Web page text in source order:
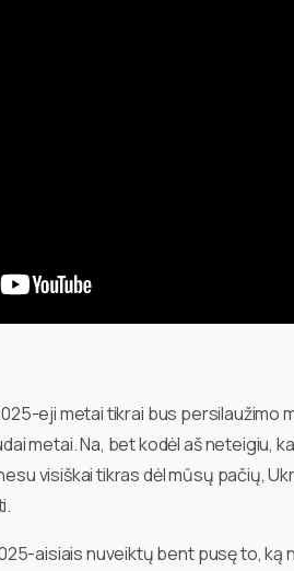
eji metai tikrai bus persilaužimo
metai. Na, bet kodėl aš neteigiu,
visiškai tikras dėl mūsų pačių,
aisiais nuveiktų bent pusę to, ką